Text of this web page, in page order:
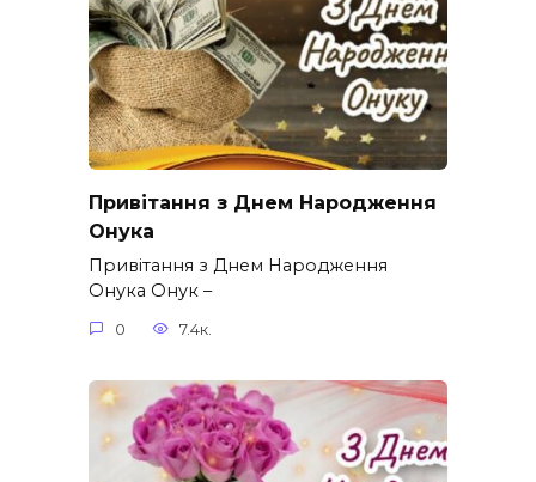
Привітання з Днем Народження
Онука
Привітання з Днем Народження
Онука Онук –
0 7.4к.